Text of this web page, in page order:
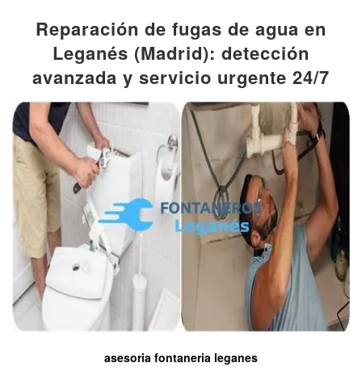
Reparación de fugas de agua en
Leganés (Madrid): detección
avanzada y servicio urgente 24/7
asesoria fontaneria leganes